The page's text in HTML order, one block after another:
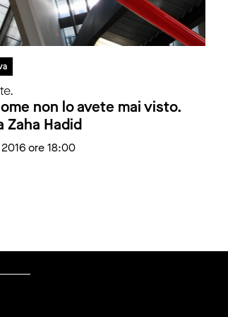
non lo avete mai visto.
Zaha Hadid
ore 18:00